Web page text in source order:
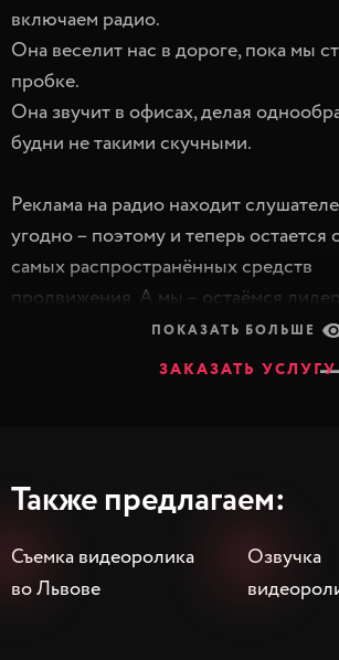
включаем радио.
Она веселит нас в дороге, пока мы
пробке.
Она звучит в офисах, делая
будни не такими скучными.
Реклама на радио находит
угодно – поэтому и теперь остается
самых распространённых средств
продвижения. А мы – остаёмся
изготовлении рекламных
заказ. Потому что владеем всем
Профессиональной звукостудией,
Композиторов, создающих
мелодии для вас
ЗАКАЗАТЬ УСЛУГУ
ПОКАЗАТЬ БОЛЬШЕ
Также предлагаем:
Съемка видеоролика
во Львове
Озвучка